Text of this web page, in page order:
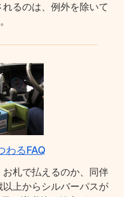
るのは、例外を除いて
わるFAQ
札で払えるのか、同伴
上からシルバーパスが